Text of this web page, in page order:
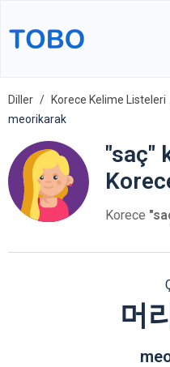
Diller Korece Kelime Listeleri
meorikarak
"saç"
Korece
머